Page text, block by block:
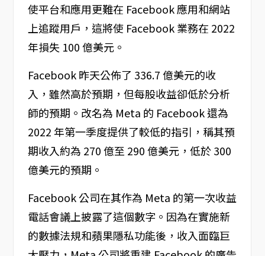
使平台和應用更難在 Facebook 應用和網站
上追蹤用戶，這將使 Facebook 業務在 2022
年損失 100 億美元。
Facebook 昨天公佈了 336.7 億美元的收
入，雖然高於預期，但每股收益卻低於分析
師的預期。改名為 Meta 的 Facebook 還為
2022 年第一季度提供了較低的指引，稱其預
期收入約為 270 億至 290 億美元，低於 300
億美元的預期。
Facebook 公司在其作為 Meta 的第一次收益
電話會議上披露了這個數字。因為在實施新
的數據法規和蘋果隱私功能後，收入面臨巨